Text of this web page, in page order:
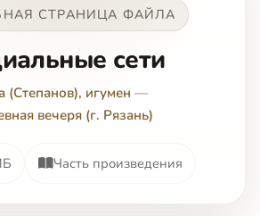
СТРАНИЦА ФАЙЛА
сети
(Степанов), игумен —
вечеря (г. Рязань)
Часть произведения